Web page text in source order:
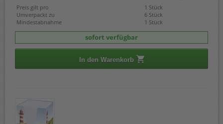
Preis gilt pro
1 Stück
Umverpackt zu
6 Stück
Mindestabnahme
1 Stück
sofort verfügbar
In den Warenkorb